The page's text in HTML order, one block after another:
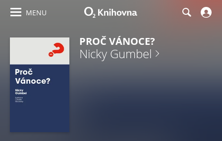
MENU
PROČ VÁNOCE?
Nicky Gumbel